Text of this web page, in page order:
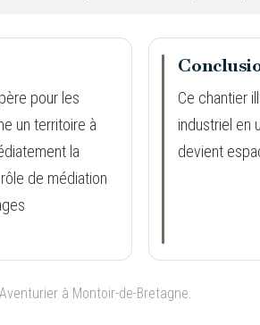
pour les
un territoire à
la
de médiation
Ce chantier
industriel en
devient
à Montoir-de-Bretagne.